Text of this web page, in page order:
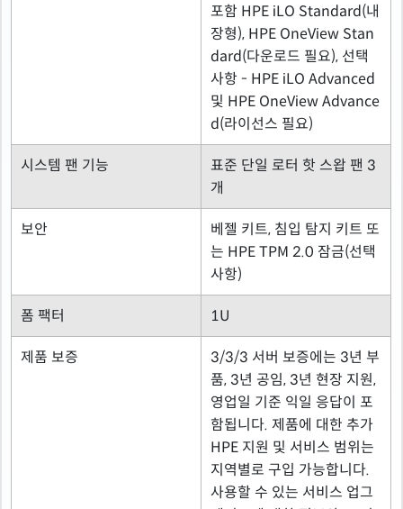
포함 HPE iLO Standard(내
장형), HPE OneView Stan
dard(다운로드 필요), 선택
사항 - HPE iLO Advanced
및 HPE OneView Advance
d(라이선스 필요)
시스템 팬 기능
표준 단일 로터 핫 스왑 팬 3
개
보안
베젤 키트, 침입 탐지 키트 또
는 HPE TPM 2.0 잠금(선택
사항)
폼 팩터 1U
제품 보증
3/3/3 서버 보증에는 3년 부
품, 3년 공임, 3년 현장 지원,
영업일 기준 익일 응답이 포
함됩니다. 제품에 대한 추가
HPE 지원 및 서비스 범위는
지역별로 구입 가능합니다.
사용할 수 있는 서비스 업그